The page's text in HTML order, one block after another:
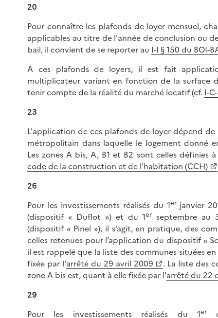
20
Pour connaître les plafonds de loyer mensuel,
applicables au titre de l'année de conclusion ou
bail, il convient de se reporter au I-I § 150 du BOI-
A ces plafonds de loyers, il est fait
multiplicateur variant en fonction de la surface
tenir compte de la réalité du marché locatif (cf. I-
23
L'application de ces plafonds de loyer dépend
métropolitain dans laquelle le logement donné
Les zones A bis, A, B1 et B2 sont celles définies
code de la construction et de l'habitation (CCH)
26
Pour les investissements réalisés du 1erjanvier
(dispositif « Duflot ») et du 1er septembre au
(dispositif « Pinel »), il s’agit, en pratique, des
celles retenues pour l’application du dispositif «
il est rappelé que la liste des communes situées
fixée par l'arrêté du 29 avril 2009
. La liste des
zone A bis est, quant à elle fixée par l'arrêté du 22
29
Pour les investissements réalisés du 1er